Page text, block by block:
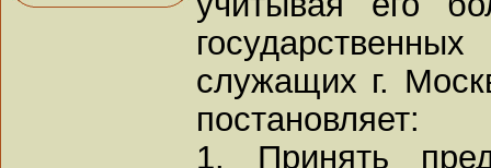
служащих г.
постановляет:
1. Принять